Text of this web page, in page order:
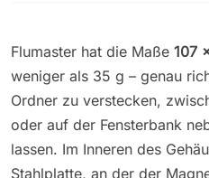
Flumaster hat die Maße 107
weniger als 35 g – genau
Ordner zu verstecken,
oder auf der Fensterbank
lassen. Im Inneren des
Stahlplatte, an der der